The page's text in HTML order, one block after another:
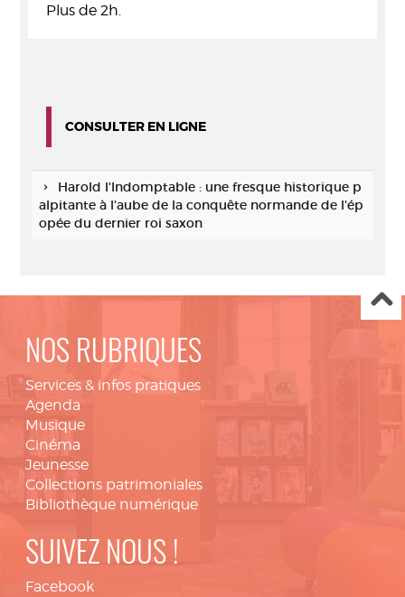
Plus de 2h.
CONSULTER EN LIGNE
Harold l'Indomptable : une fresque historique p
alpitante à l'aube de la conquête normande de l'ép
opée du dernier roi saxon
NOS RUBRIQUES
Services & infos pratiques
Agenda
Musique
Cinéma
Jeunesse
Collections patrimoniales
Bibliothèque numérique
SUIVEZ NOUS !
Facebook